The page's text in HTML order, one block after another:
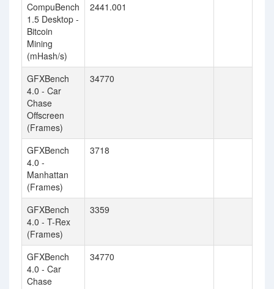
CompuBench
1.5 Desktop -
Bitcoin
Mining
(mHash/s)
2441.001
GFXBench
4.0 - Car
Chase
Offscreen
(Frames)
34770
GFXBench
4.0 -
Manhattan
(Frames)
3718
GFXBench
4.0 - T-Rex
(Frames)
3359
GFXBench
4.0 - Car
Chase
34770